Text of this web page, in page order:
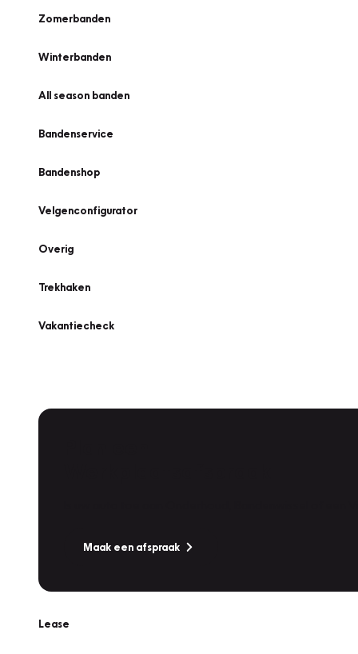
Zomerbanden
Winterbanden
All season banden
Bandenservice
Bandenshop
Velgenconfigurator
Overig
Trekhaken
Vakantiecheck
Maak een afspraak
Lease